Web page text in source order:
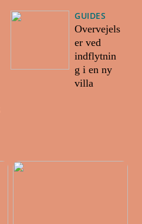
GUIDES
Overvejels
er ved
indflytnin
g i en ny
villa